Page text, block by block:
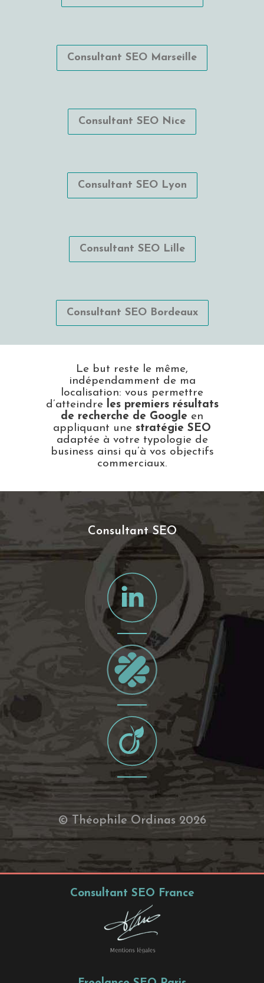
Consultant SEO Marseille
Consultant SEO Nice
Consultant SEO Lyon
Consultant SEO Lille
Consultant SEO Bordeaux
Le but reste le même,
indépendamment de ma
localisation: vous permettre
d’atteindre les premiers résultats
de recherche de Google en
appliquant une stratégie SEO
adaptée à votre typologie de
business ainsi qu’à vos objectifs
commerciaux.
Consultant SEO
© Théophile Ordinas 2026
Consultant SEO France